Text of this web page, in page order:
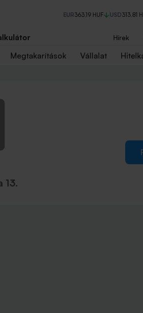
EUR363,19 HUF USD313,81
Hírek
Megtakarítások Vállalat
13.